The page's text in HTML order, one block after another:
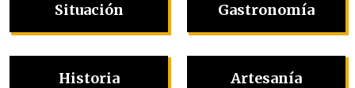
Situación
Historia
Gastronomía
Artesanía